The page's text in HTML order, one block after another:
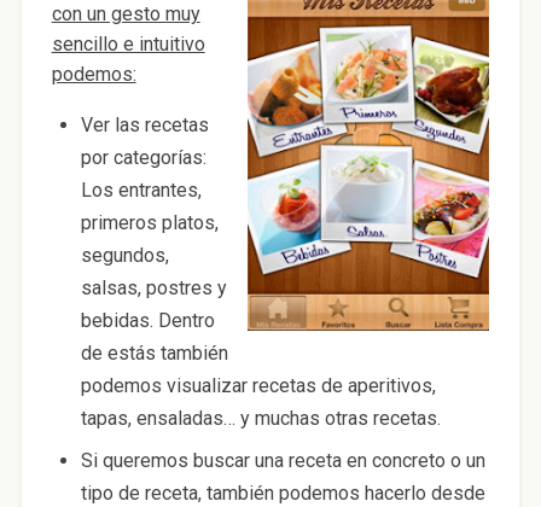
con un gesto muy
sencillo e intuitivo
podemos:
Ver las recetas
por categorías:
Los entrantes,
primeros platos,
segundos,
salsas, postres y
bebidas. Dentro
de estás también
podemos visualizar recetas de aperitivos,
tapas, ensaladas… y muchas otras recetas.
Si queremos buscar una receta en concreto o un
tipo de receta, también podemos hacerlo desde